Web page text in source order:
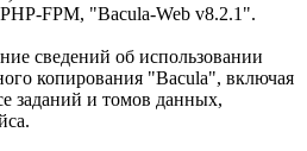
FPM, "Bacula-Web v8.2.1".
сведений об использовании
копирования "Bacula", включая
заданий и томов данных,